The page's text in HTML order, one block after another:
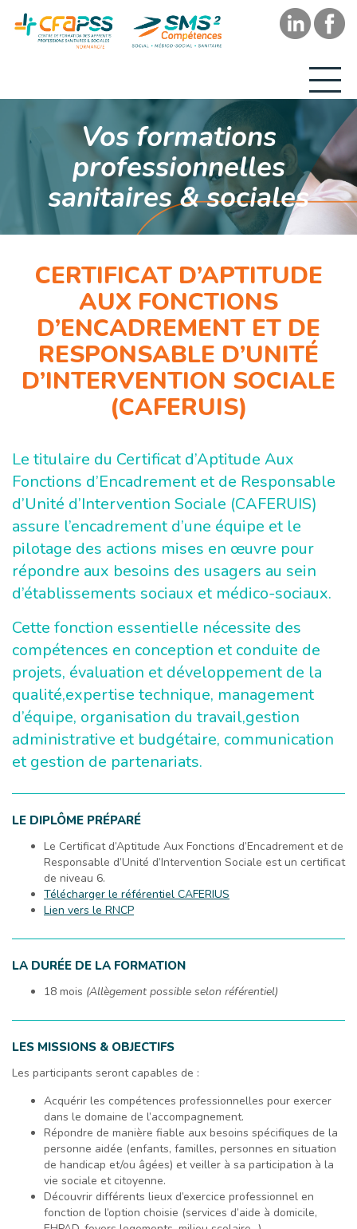
Vos formations
professionnelles
sanitaires & sociales
CERTIFICAT D’APTITUDE
AUX FONCTIONS
D’ENCADREMENT ET DE
RESPONSABLE D’UNITÉ
D’INTERVENTION SOCIALE
(CAFERUIS)
Le titulaire du Certificat d’Aptitude Aux
Fonctions d’Encadrement et de Responsable
d’Unité d’Intervention Sociale (CAFERUIS)
assure l’encadrement d’une équipe et le
pilotage des actions mises en œuvre pour
répondre aux besoins des usagers au sein
d’établissements sociaux et médico-sociaux.
Cette fonction essentielle nécessite des
compétences en conception et conduite de
projets, évaluation et développement de la
qualité,expertise technique, management
d’équipe, organisation du travail,gestion
administrative et budgétaire, communication
et gestion de partenariats.
LE DIPLÔME PRÉPARÉ
Le Certificat d’Aptitude Aux Fonctions d’Encadrement et de
Responsable d’Unité d’Intervention Sociale est un certificat
de niveau 6.
Télécharger le référentiel CAFERIUS
Lien vers le RNCP
LA DURÉE DE LA FORMATION
18 mois (Allègement possible selon référentiel)
LES MISSIONS & OBJECTIFS
Les participants seront capables de :
Acquérir les compétences professionnelles pour exercer
dans le domaine de l’accompagnement.
Répondre de manière fiable aux besoins spécifiques de la
personne aidée (enfants, familles, personnes en situation
de handicap et/ou âgées) et veiller à sa participation à la
vie sociale et citoyenne.
Découvrir différents lieux d’exercice professionnel en
fonction de l’option choisie (services d’aide à domicile,